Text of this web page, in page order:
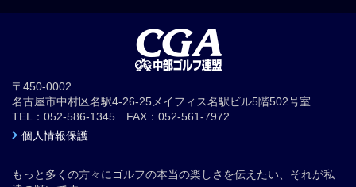
〒450-0002
名古屋市中村区名駅4-26-25メイフィス名駅ビル5階502号室
TEL：052-586-1345 FAX：052-561-7972
個人情報保護
もっと多くの方々にゴルフの本当の楽しさを伝えたい、それが私